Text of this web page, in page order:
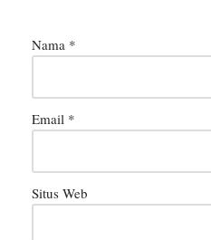
Nama *
Email *
Situs Web